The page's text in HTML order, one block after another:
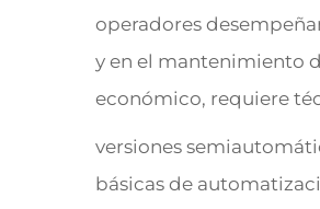
operadores
y en el mantenimiento
económico, requiere
versiones
básicas de